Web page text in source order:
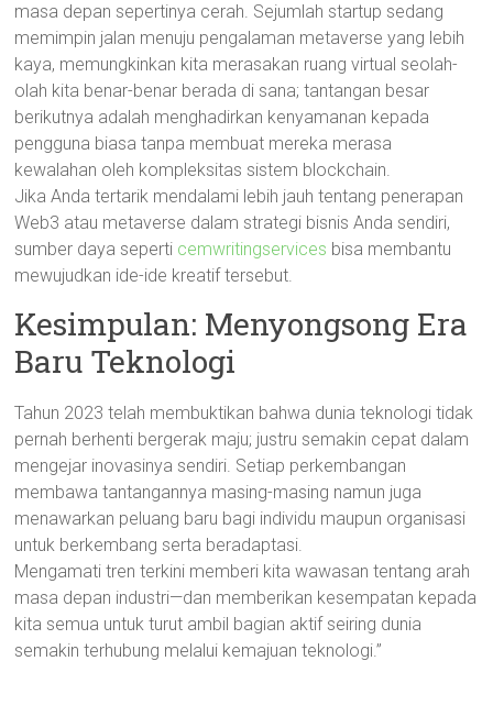
masa depan sepertinya cerah. Sejumlah startup sedang
memimpin jalan menuju pengalaman metaverse yang lebih
kaya, memungkinkan kita merasakan ruang virtual seolah-
olah kita benar-benar berada di sana; tantangan besar
berikutnya adalah menghadirkan kenyamanan kepada
pengguna biasa tanpa membuat mereka merasa
kewalahan oleh kompleksitas sistem blockchain.
Jika Anda tertarik mendalami lebih jauh tentang penerapan
Web3 atau metaverse dalam strategi bisnis Anda sendiri,
sumber daya seperti cemwritingservices bisa membantu
mewujudkan ide-ide kreatif tersebut.
Kesimpulan: Menyongsong Era
Baru Teknologi
Tahun 2023 telah membuktikan bahwa dunia teknologi tidak
pernah berhenti bergerak maju; justru semakin cepat dalam
mengejar inovasinya sendiri. Setiap perkembangan
membawa tantangannya masing-masing namun juga
menawarkan peluang baru bagi individu maupun organisasi
untuk berkembang serta beradaptasi.
Mengamati tren terkini memberi kita wawasan tentang arah
masa depan industri—dan memberikan kesempatan kepada
kita semua untuk turut ambil bagian aktif seiring dunia
semakin terhubung melalui kemajuan teknologi.”